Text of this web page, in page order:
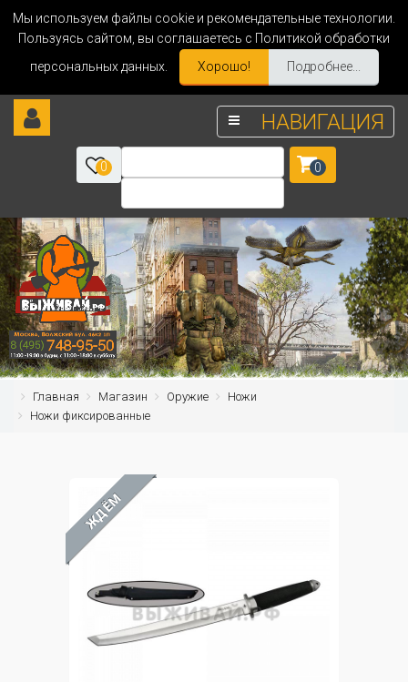
Мы используем файлы cookie и рекомендательные технологии.
Пользуясь сайтом, вы соглашаетесь с Политикой обработки
персональных данных.
Хорошо! Подробнее...
НАВИГАЦИЯ
0 0
Главная Магазин Оружие
Ножи
Ножи фиксированные
ЖДЁМ